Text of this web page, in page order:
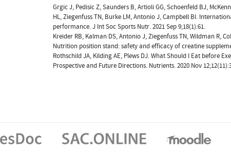
Grgic J, Pedisic Z, Saunders B, Artioli GG, Schoenfeld BJ,
HL, Ziegenfuss TN, Burke LM, Antonio J, Campbell BI.
performance. J Int Soc Sports Nutr. 2021 Sep 9;18(1):61.
Kreider RB, Kalman DS, Antonio J, Ziegenfuss TN, Wildman R,
Nutrition position stand: safety and efficacy of creatine
Rothschild JA, Kilding AE, Plews DJ. What Should I Eat before
Prospective and Future Directions. Nutrients. 2020 Nov